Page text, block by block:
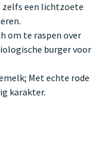
een lichtzoete
om te raspen over
burger voor
Met echte rode
karakter.